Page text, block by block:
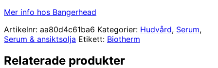
Mer info hos Bangerhead
Artikelnr: aa80d4c61ba6 Kategorier: Hudvård, Serum,
Serum & ansiktsolja Etikett: Biotherm
Relaterade produkter